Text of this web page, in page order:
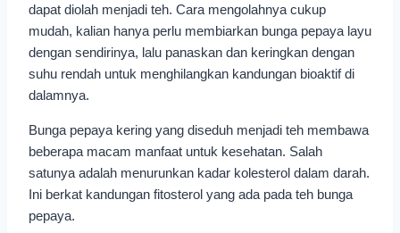
dapat diolah menjadi teh. Cara mengolahnya cukup
mudah, kalian hanya perlu membiarkan bunga pepaya layu
dengan sendirinya, lalu panaskan dan keringkan dengan
suhu rendah untuk menghilangkan kandungan bioaktif di
dalamnya.
Bunga pepaya kering yang diseduh menjadi teh membawa
beberapa macam manfaat untuk kesehatan. Salah
satunya adalah menurunkan kadar kolesterol dalam darah.
Ini berkat kandungan fitosterol yang ada pada teh bunga
pepaya.